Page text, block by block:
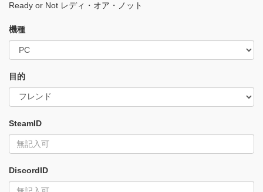
Ready or Not レディ・オア・ノット
機種
目的
SteamID
DiscordID